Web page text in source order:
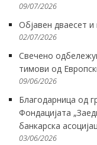
09/07/2026
Објавен дваесет
02/07/2026
Свечено
тимови од
09/06/2026
Благодарница од
Фондацијата
банкарска
03/06/2026